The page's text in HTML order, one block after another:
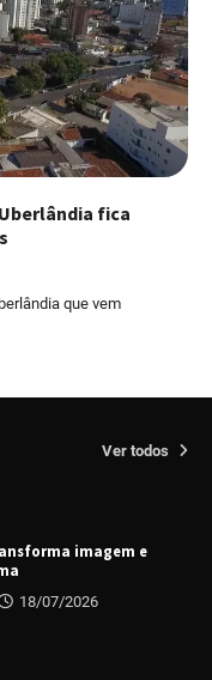
fica
que vem
Ver todos
imagem e
18/07/2026